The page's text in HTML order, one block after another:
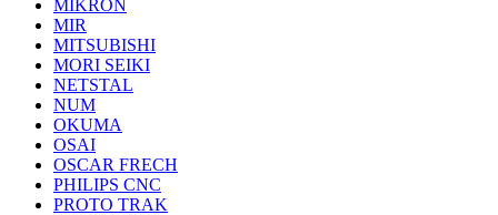
MIKRON
MIR
MITSUBISHI
MORI SEIKI
NETSTAL
NUM
OKUMA
OSAI
OSCAR FRECH
PHILIPS CNC
PROTO TRAK